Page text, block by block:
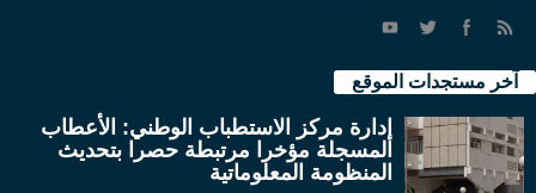
آخر مستجدات الموقع
إدارة مركز الاستطباب الوطني: الأعطاب
المسجلة مؤخرا مرتبطة حصرا بتحديث
المنظومة المعلوماتية